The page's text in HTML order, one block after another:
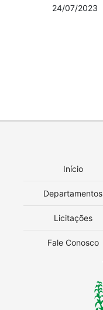
24/07/2023
Início
Departamentos
Licitações
Fale Conosco